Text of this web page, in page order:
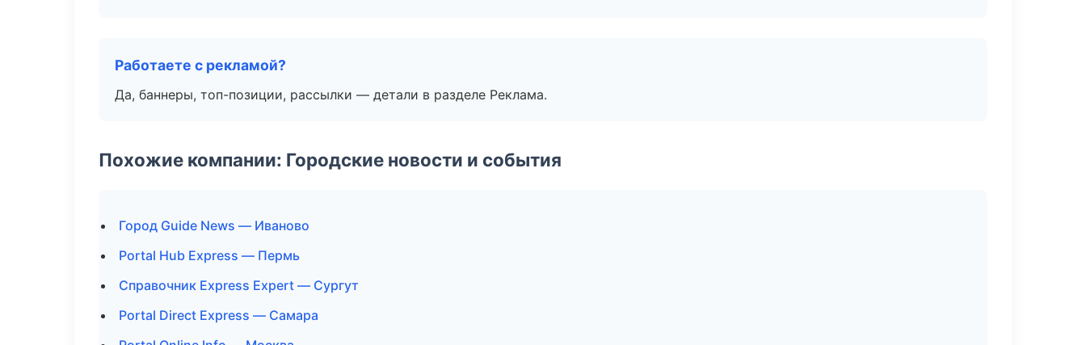
Работаете с рекламой?
Да, баннеры, топ-позиции, рассылки — детали в разделе Реклама.
Похожие компании: Городские новости и события
Город Guide News — Иваново
Portal Hub Express — Пермь
Справочник Express Expert — Сургут
Portal Direct Express — Самара